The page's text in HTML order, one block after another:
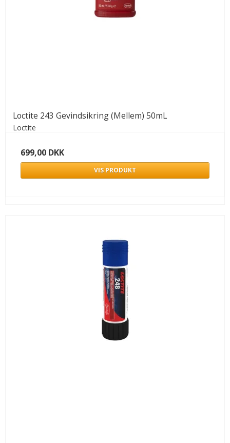
Loctite 243 Gevindsikring (Mellem) 50mL
Loctite
699,00 DKK
VIS PRODUKT